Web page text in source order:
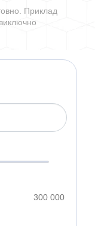
Приклад
300 000